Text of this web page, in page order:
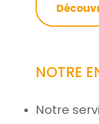
NOTRE
Notre